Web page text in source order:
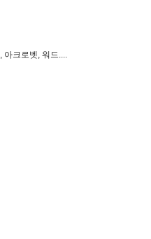
, 아크로벳, 워 드....